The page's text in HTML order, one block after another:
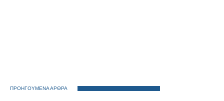
ΠΡΟΗΓΟΥΜΕΝΑ ΑΡΘΡΑ